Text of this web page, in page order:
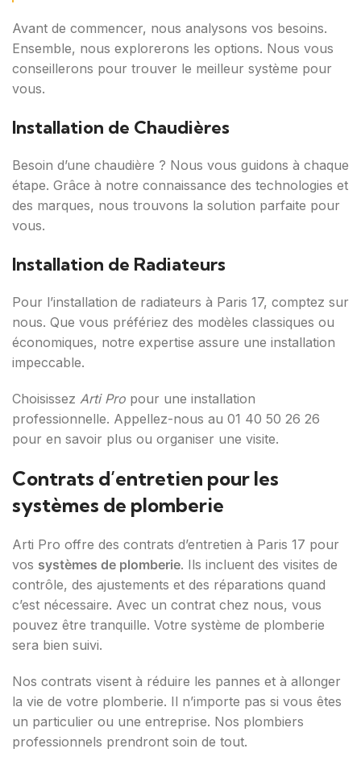
Avant de commencer, nous analysons vos besoins.
Ensemble, nous explorerons les options. Nous vous
conseillerons pour trouver le meilleur système pour
vous.
Installation de Chaudières
Besoin d’une chaudière ? Nous vous guidons à chaque
étape. Grâce à notre connaissance des technologies et
des marques, nous trouvons la solution parfaite pour
vous.
Installation de Radiateurs
Pour l’installation de radiateurs à Paris 17, comptez sur
nous. Que vous préfériez des modèles classiques ou
économiques, notre expertise assure une installation
impeccable.
Choisissez Arti Pro pour une installation
professionnelle. Appellez-nous au 01 40 50 26 26
pour en savoir plus ou organiser une visite.
Contrats d’entretien pour les
systèmes de plomberie
Arti Pro offre des contrats d’entretien à Paris 17 pour
vos systèmes de plomberie. Ils incluent des visites de
contrôle, des ajustements et des réparations quand
c’est nécessaire. Avec un contrat chez nous, vous
pouvez être tranquille. Votre système de plomberie
sera bien suivi.
Nos contrats visent à réduire les pannes et à allonger
la vie de votre plomberie. Il n’importe pas si vous êtes
un particulier ou une entreprise. Nos plombiers
professionnels prendront soin de tout.